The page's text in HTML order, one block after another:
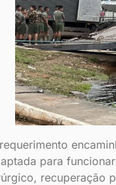
para
recuperação